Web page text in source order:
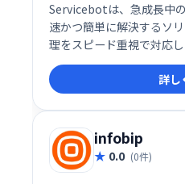
Servicebotは、急成長中
速かつ簡単に解決するソ
理をスピード重視で対応
します。
詳し
infobip
0.0 (0件)